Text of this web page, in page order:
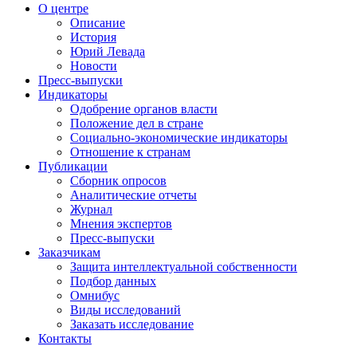
О центре
Описание
История
Юрий Левада
Новости
Пресс-выпуски
Индикаторы
Одобрение органов власти
Положение дел в стране
Социально-экономические индикаторы
Отношение к странам
Публикации
Сборник опросов
Аналитические отчеты
Журнал
Мнения экспертов
Пресс-выпуски
Заказчикам
Защита интеллектуальной собственности
Подбор данных
Омнибус
Виды исследований
Заказать исследование
Контакты